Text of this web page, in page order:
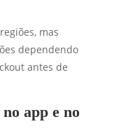
mas
dependendo
antes de
app e no